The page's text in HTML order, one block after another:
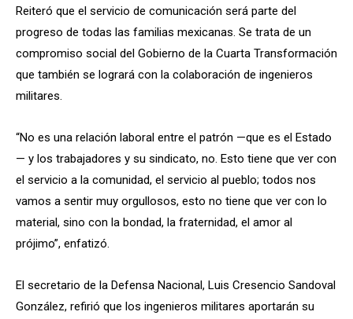
Reiteró que el servicio de comunicación será parte del
progreso de todas las familias mexicanas. Se trata de un
compromiso social del Gobierno de la Cuarta Transformación
que también se logrará con la colaboración de ingenieros
militares.
“No es una relación laboral entre el patrón —que es el Estado
— y los trabajadores y su sindicato, no. Esto tiene que ver con
el servicio a la comunidad, el servicio al pueblo; todos nos
vamos a sentir muy orgullosos, esto no tiene que ver con lo
material, sino con la bondad, la fraternidad, el amor al
prójimo”, enfatizó.
El secretario de la Defensa Nacional, Luis Cresencio Sandoval
González, refirió que los ingenieros militares aportarán su